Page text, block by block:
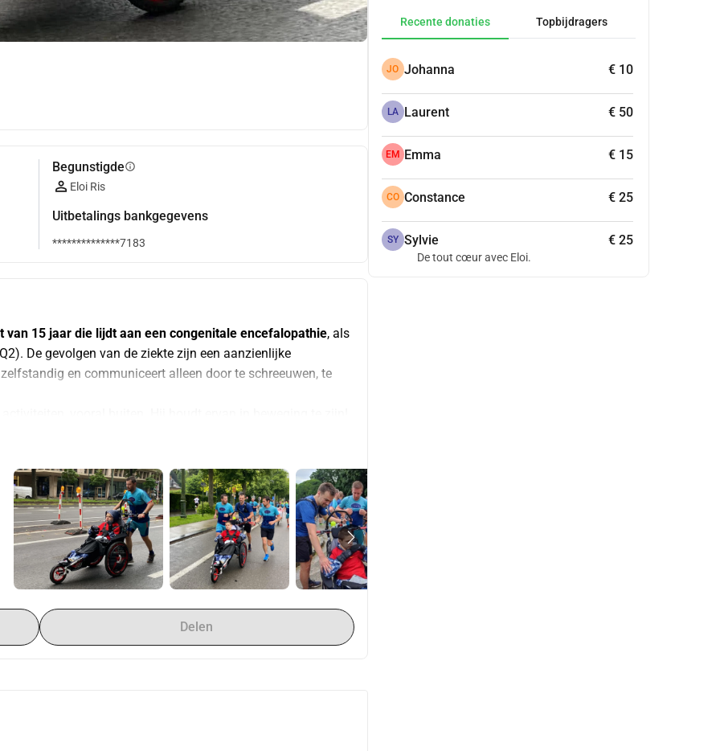
Begunstigdeinfo
Eloi Ris
Uitbetalings bankgegevens
**************7183
van 15 jaar die lijdt aan een congenitale encefalopathie, als
De gevolgen van de ziekte zijn een aanzienlijke
en communiceert alleen door te schreeuwen, te
en dit jaar heeft het "Raiding Team", een team van
soort evenementen deel te nemen uit te breiden, hebben we
type als de stoel die we mochten lenen tijdens de 20
Marathon" van de fabrikant Vipamat, die unaniem werd
vanwege zijn wendbaarheid en lichtheid.
als een rolstoel voor volwassenen met een handicap. Het
aan hardloopwedstrijden, zowel op de weg als op paden
promoten onder zijn vrienden.
te maken, maar ook om nieuwe, ambitieuzere projecten te
een mini-trail aan de kust van Opale en de beklimming van
Delen
Recente donaties Topbijdragers
JO Johanna € 10
LA Laurent € 50
EM Emma € 15
CO Constance € 25
SY Sylvie € 25
De tout cœur avec Eloi.